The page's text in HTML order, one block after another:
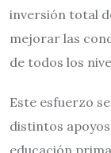
inversión total
mejorar las
de todos los
Este esfuerzo
distintos
educación